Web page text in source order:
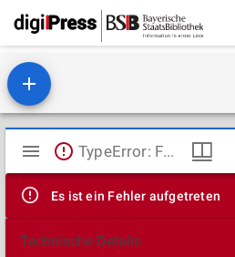
Mirador
Viewer
TypeError: Failed to fetch
Es ist ein Fehler aufgetreten
Technische Details